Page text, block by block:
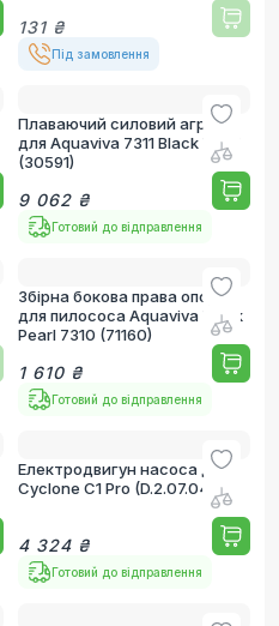
131 ₴
Під замовлення
Плаваючий силовий агрегат
для Aquaviva 7311 Black Pearl
(30591)
9 062 ₴
Готовий до відправлення
Збірна бокова права опора
для пилососа Aquaviva Black
Pearl 7310 (71160)
1 610 ₴
Готовий до відправлення
Електродвигун насоса для
Cyclone C1 Pro (D.2.07.047)
4 324 ₴
Готовий до відправлення